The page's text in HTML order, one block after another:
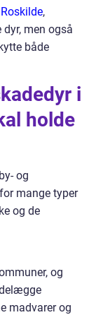
,
men også
både
i
holde
og
mange typer
og de
og
madvarer og